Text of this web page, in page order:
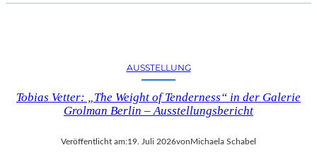
AUSSTELLUNG
Tobias Vetter: „The Weight of Tenderness“ in der Galerie
Grolman Berlin – Ausstellungsbericht
Veröffentlicht am:19. Juli 2026von Michaela Schabel